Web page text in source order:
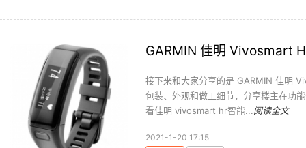
GARMIN 佳明 Vivosmart
接下来和大家分享的是 GARMIN 佳明
包装、外观和做工细节，分享楼主在功
看佳明 vivosmart hr智能...阅读全文
2021-1-20 17:15